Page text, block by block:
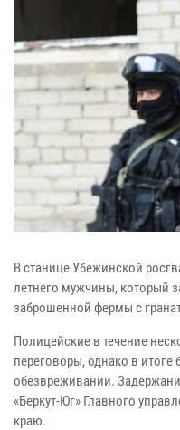
В станице Убежинской
летнего мужчины, который
заброшенной фермы с
Полицейские в течение
переговоры, однако в
обезвреживании.
«Беркут-Юг» Главного
краю.